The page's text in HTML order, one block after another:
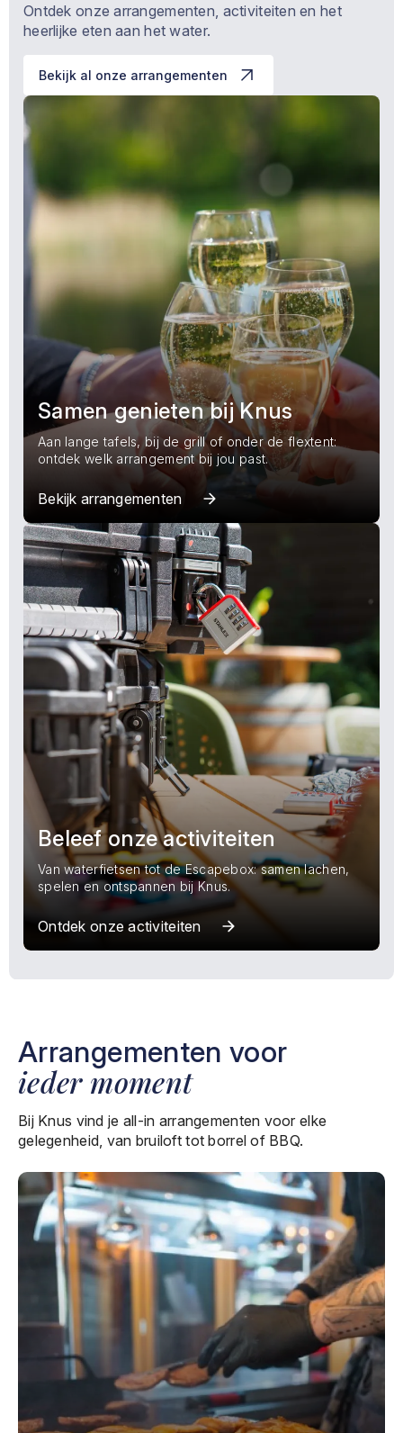
Ontdek onze arrangementen, activiteiten en het
heerlijke eten aan het water.
Bekijk al onze arrangementen
Samen genieten bij Knus
Aan lange tafels, bij de grill of onder de flextent:
ontdek welk arrangement bij jou past.
Bekijk arrangementen
Beleef onze activiteiten
Van waterfietsen tot de Escapebox: samen lachen,
spelen en ontspannen bij Knus.
Ontdek onze activiteiten
Arrangementen voor
ieder moment
Bij Knus vind je all-in arrangementen voor elke
gelegenheid, van bruiloft tot borrel of BBQ.